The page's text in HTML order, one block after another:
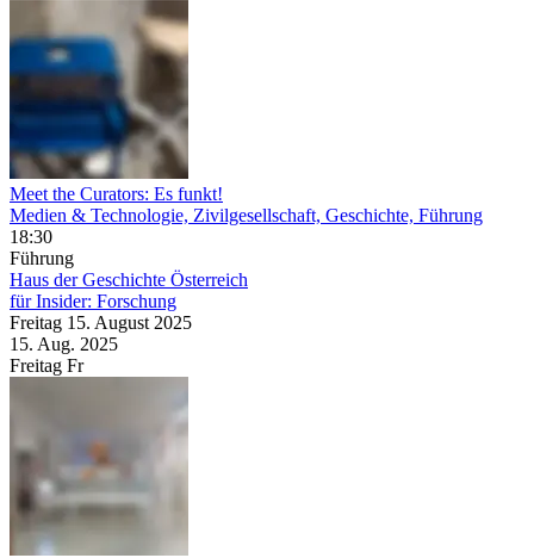
Meet the Curators: Es funkt!
Medien & Technologie, Zivilgesellschaft, Geschichte, Führung
18:30
Führung
Haus der Geschichte Österreich
für Insider: Forschung
Freitag 15. August 2025
15. Aug. 2025
Freitag Fr